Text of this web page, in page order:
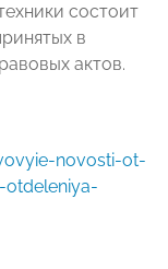
состоит
в
актов.
novosti-ot-